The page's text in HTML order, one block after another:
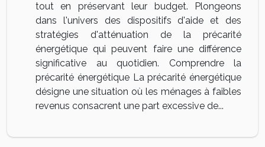
tout en préservant leur budget. Plongeons
dans l'univers des dispositifs d'aide et des
stratégies d'atténuation de la précarité
énergétique qui peuvent faire une différence
significative au quotidien. Comprendre la
précarité énergétique La précarité énergétique
désigne une situation où les ménages à faibles
revenus consacrent une part excessive de...